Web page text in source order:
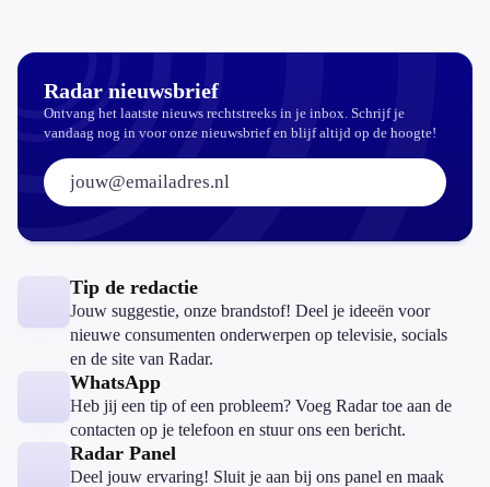
Radar nieuwsbrief
Ontvang het laatste nieuws rechtstreeks in je inbox. Schrijf je
vandaag nog in voor onze nieuwsbrief en blijf altijd op de hoogte!
E-mailadres:
Tip de redactie
Jouw suggestie, onze brandstof! Deel je ideeën voor
nieuwe consumenten onderwerpen op televisie, socials
en de site van Radar.
WhatsApp
Heb jij een tip of een probleem? Voeg Radar toe aan de
contacten op je telefoon en stuur ons een bericht.
Radar Panel
Deel jouw ervaring! Sluit je aan bij ons panel en maak